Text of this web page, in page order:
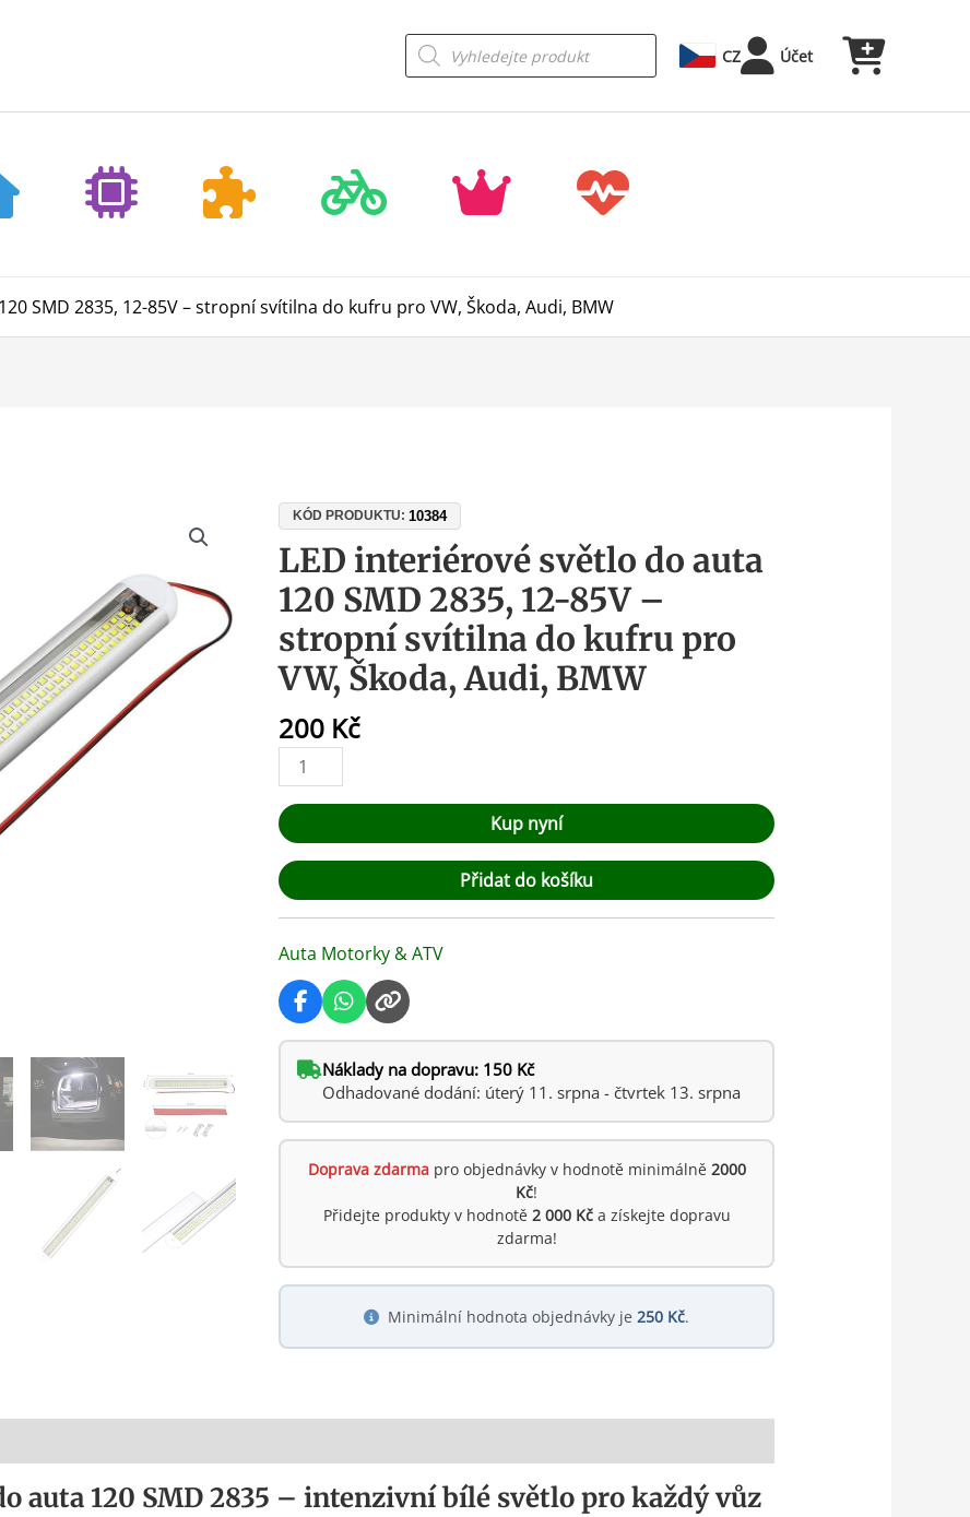
Products
search CZ Účet
SMD 2835, 12-85V – stropní svítilna do kufru pro VW, Škoda, Audi, BMW
KÓD PRODUKTU:10384
LED interiérové světlo do auta
120 SMD 2835, 12-85V –
stropní svítilna do kufru pro
VW, Škoda, Audi, BMW
200 Kč
LED
interiérové
světlo
do
auta
120
SMD
12-
85V
–
stropní
svítilna
do
kufru
pro
VW,
Škoda,
Audi,
BMW
množství
Kup nyní
Přidat do košíku
Auta Motorky & ATV
Náklady na dopravu: 150 Kč
Odhadované dodání: úterý 11. srpna - čtvrtek 13. srpna
Doprava zdarmapro objednávky v hodnotě minimálně 2000
Kč!
Přidejte produkty v hodnotě 2 000 Kča získejte dopravu
zdarma!
Minimální hodnota objednávky je250 Kč.
auta 120 SMD 2835 – intenzivní bílé světlo pro každý vůz